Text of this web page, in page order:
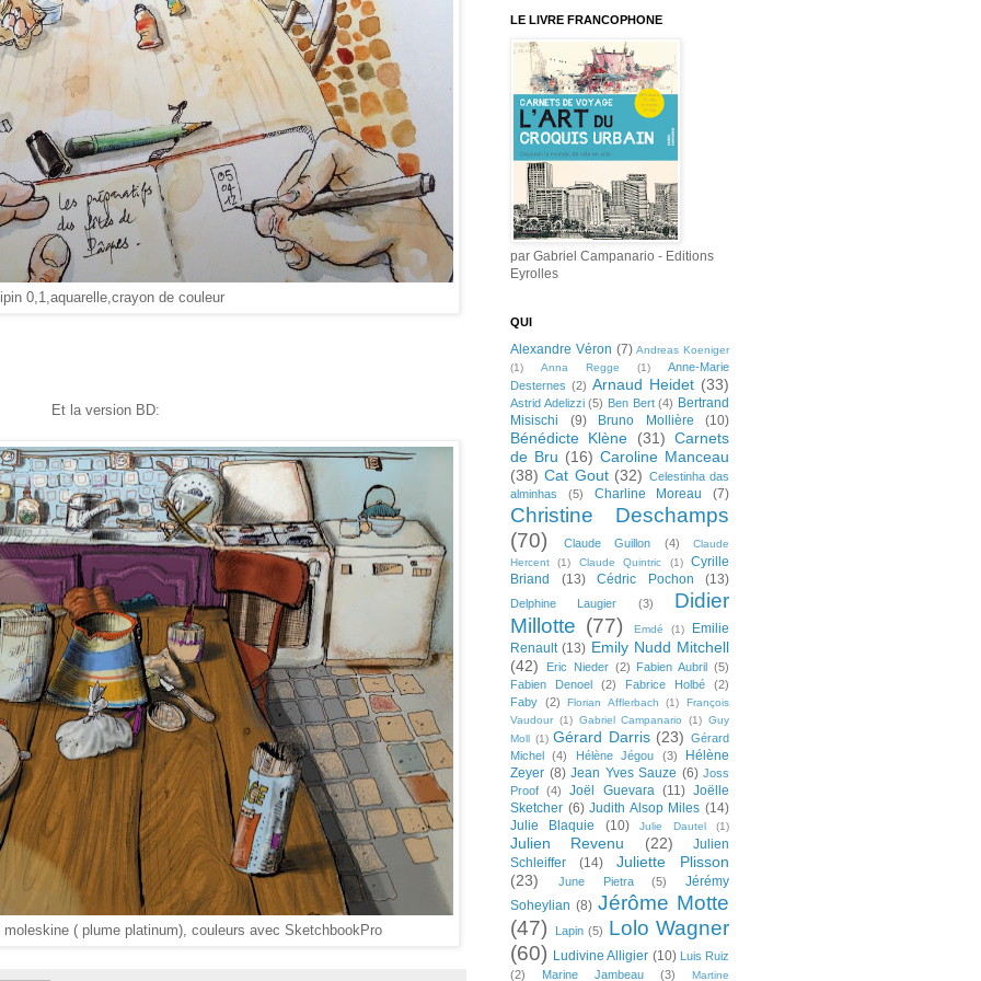
0,1,aquarelle,crayon de couleur
Et la version BD:
( plume platinum), couleurs avec SketchbookPro
LE LIVRE FRANCOPHONE
par Gabriel Campanario - Editions
Eyrolles
QUI
Alexandre Véron (7) Andreas Koeniger
(1)
Anna Regge (1)
Anne-Marie
Desternes (2) Arnaud Heidet (33)
Astrid Adelizzi (5) Ben Bert (4) Bertrand
Misischi
(9) Bruno Mollière (10)
Bénédicte Klène (31) Carnets
de Bru (16) Caroline Manceau
(38) Cat Gout (32) Celestinha das
alminhas
(5) Charline Moreau (7)
Christine Deschamps
(70)
Claude Guillon (4)
Claude
Hercent
(1) Claude Quintric (1)
Cyrille
Briand
(13) Cédric Pochon (13)
Delphine Laugier (3)
Didier
Millotte (77) Emdé (1)
Emilie
Renault (13) Emily Nudd Mitchell
(42)
Eric Nieder (2) Fabien Aubril (5)
Fabien Denoel
(2) Fabrice Holbé
(2)
Faby (2) Florian Afflerbach (1)
François
Vaudour (1) Gabriel Campanario (1) Guy
Moll (1) Gérard Darris (23) Gérard
Michel
(4) Hélène Jégou (3)
Hélène
Zeyer (8) Jean Yves Sauze (6) Joss
Proof
(4) Joël Guevara (11) Joëlle
Sketcher (6) Judith Alsop Miles (14)
Julie Blaquie
(10) Julie Dautel (1)
Julien Revenu (22)
Julien
Schleiffer
(14)
Juliette Plisson
(23)
June Pietra (5)
Jérémy
Soheylian (8) Jérôme Motte
(47)
Lapin (5) Lolo Wagner
(60) Ludivine Alligier (10) Luis Ruiz
(2)
Marine Jambeau (3) Martine